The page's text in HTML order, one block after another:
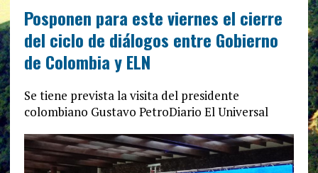
Posponen para este viernes el cierre
del ciclo de diálogos entre Gobierno
de Colombia y ELN
Se tiene prevista la visita del presidente
colombiano Gustavo PetroDiario El Universal